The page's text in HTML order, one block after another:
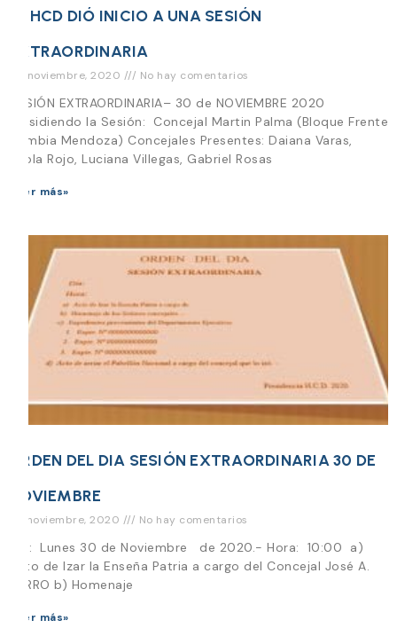
EL HCD DIÓ INICIO A UNA SESIÓN
EXTRAORDINARIA
30 noviembre, 2020 No hay comentarios
SESIÓN EXTRAORDINARIA– 30 de NOVIEMBRE 2020
Presidiendo la Sesión: Concejal Martin Palma (Bloque Frente
Cambia Mendoza) Concejales Presentes: Daiana Varas,
Paola Rojo, Luciana Villegas, Gabriel Rosas
Leer más»
ORDEN DEL DIA SESIÓN EXTRAORDINARIA 30 DE
NOVIEMBRE
26 noviembre, 2020 No hay comentarios
Día: Lunes 30 de Noviembre de 2020.- Hora: 10:00 a)
Acto de Izar la Enseña Patria a cargo del Concejal José A.
BARRO b) Homenaje
Leer más»